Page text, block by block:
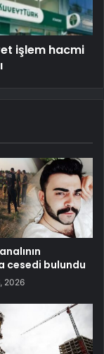
işlem hacmi
cesedi bulundu
2026